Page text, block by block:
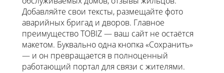
Добавляйте свои тексты, размещайте фото
аварийных бригад и дворов. Главное
преимущество TOBIZ — ваш сайт не остаётся
макетом. Буквально одна кнопка «Сохранить»
— и он превращается в полноценный
работающий портал для связи с жителями.